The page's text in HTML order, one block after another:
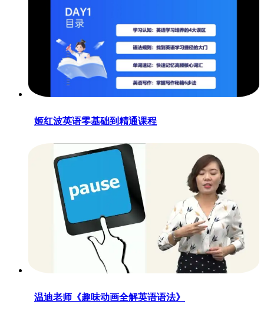
姬红波英语零基础到精通课程
温迪老师《趣味动画全解英语语法》